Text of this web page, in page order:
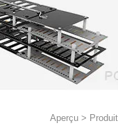
Aperçu >